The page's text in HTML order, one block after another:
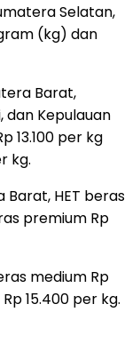
Selatan,
(kg) dan
Barat,
dan Kepulauan
13.100 per kg
kg.
Barat, HET beras
premium Rp
medium Rp
15.400 per kg.